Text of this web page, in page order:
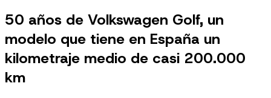
50 años de Volkswagen Golf, un
modelo que tiene en España un
kilometraje medio de casi 200.000
km